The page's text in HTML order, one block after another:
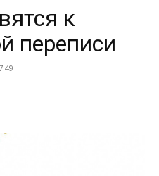
к
переписи